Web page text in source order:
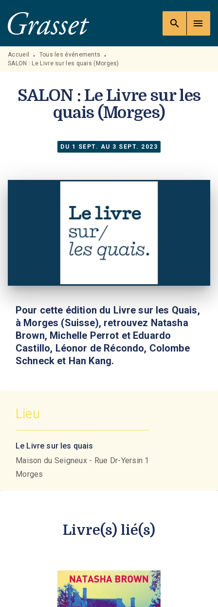
MENU RECHERCHE
PIED DE PAGE
search menu
Accueil • Tous les événements
•
SALON : Le Livre sur les quais (Morges)
SALON : Le Livre sur les
quais (Morges)
DU 1 SEPT. AU 3 SEPT. 2023
Pour cette édition du Livre sur les Quais,
à Morges (Suisse), retrouvez Natasha
Brown, Michelle Perrot et Eduardo
Castillo, Léonor de Récondo, Colombe
Schneck et Han Kang.
Lieu
Le Livre sur les quais
Maison du Seigneux - Rue Dr-Yersin 1
Morges
Livre(s) lié(s)